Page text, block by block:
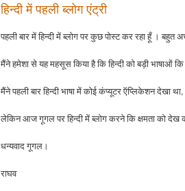
हिन्दी में पहली ब्लोग एंट्री
पहली बार में हिन्दी में ब्लोग पर कुछ पोस्ट कर रहा हूँ । बहुत
मैंने हमेशा से यह महसूस किया है कि हिन्दी को बड़ी भाषाओं
मैंने पहली बार हिन्दी भाषा में कोई कंप्यूटर ऍप्लिकेशन
लेकिन आज गूगल पर हिन्दी में ब्लोग करने कि क्षमता को देख
धन्यवाद गूगल।
राघव